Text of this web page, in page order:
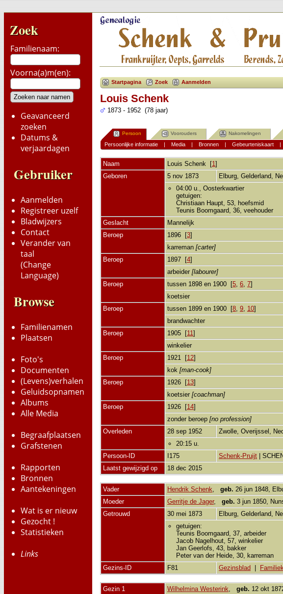
Zoek
Familienaam:
Voorna(a)m(en):
Geavanceerd
zoeken
Datums &
verjaardagen
Gebruiker
Aanmelden
Registreer uzelf
Bladwijzers
Contact
Verander van
taal
(Change
Language)
Browse
Familienamen
Plaatsen
Foto's
Documenten
(Levens)verhalen
Geluidsopnamen
Albums
Alle Media
Begraafplaatsen
Grafstenen
Rapporten
Bronnen
Aantekeningen
Wat is er nieuw
Gezocht !
Statistieken
Links
Startpagina Zoek Aanmelden
Louis Schenk
1873 - 1952 (78 jaar)
Persoon Voorouders Nakomelingen
Persoonlijke informatie| Media| Bronnen| Gebeurteniskaart|
Naam Louis Schenk [1]
Geboren
5 nov 1873 Elburg, Gelderland,
04:00 u., Oosterkwartier
getuigen:
Christiaan Haupt, 53, hoefsmid
Teunis Boomgaard, 36, veehouder
Geslacht
Mannelijk
Beroep
1896 [3]
karreman [carter]
Beroep
1897 [4]
arbeider [labourer]
Beroep
tussen 1898 en 1900 [5 6 7]
koetsier
Beroep
tussen 1899 en 1900 [8 9 10]
brandwachter
Beroep
1905 [11]
winkelier
Beroep
1921 [12]
kok [man-cook]
Beroep
1926 [13]
koetsier [coachman]
Beroep
1926 [14]
zonder beroep [no profession]
Overleden
28 sep 1952 Zwolle, Overijssel,
20:15 u.
Persoon-ID
I175 Schenk-Pruijt |
Laatst gewijzigd op
18 dec 2015
Vader Hendrik Schenk geb. 26 jun 1848,
Moeder
Gerritje de Jager, geb. 3 jun 1850,
Getrouwd
30 mei 1873 Elburg, Gelderland,
getuigen:
Teunis Boomgaard, 37, arbeider
Jacob Nagelhout, 57, winkelier
Jan Geerlofs, 43, bakker
Peter van der Heide, 30, karreman
Gezins-ID
F81 Gezinsblad |
Gezin 1 Wilhelmina Westerink geb. 12 okt